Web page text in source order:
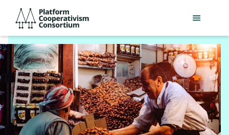
main
content
Consortium